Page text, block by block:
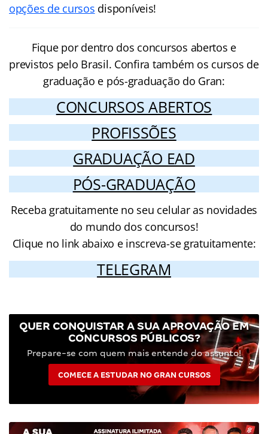
opções de cursos disponíveis!
Fique por dentro dos concursos abertos e
previstos pelo Brasil. Confira também os cursos de
graduação e pós-graduação do Gran:
CONCURSOS ABERTOS
PROFISSÕES
GRADUAÇÃO EAD
PÓS-GRADUAÇÃO
Receba gratuitamente no seu celular as novidades
do mundo dos concursos!
Clique no link abaixo e inscreva-se gratuitamente:
TELEGRAM
QUER CONQUISTAR A SUA APROVAÇÃO EM
CONCURSOS PÚBLICOS?
Prepare-se com quem mais entende do assunto!
COMECE A ESTUDAR NO GRAN CURSOS